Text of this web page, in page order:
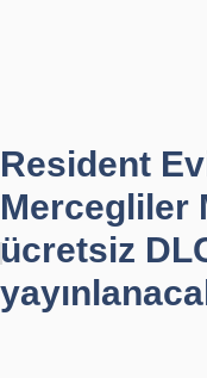
Resident
Mercegliler
ücretsiz